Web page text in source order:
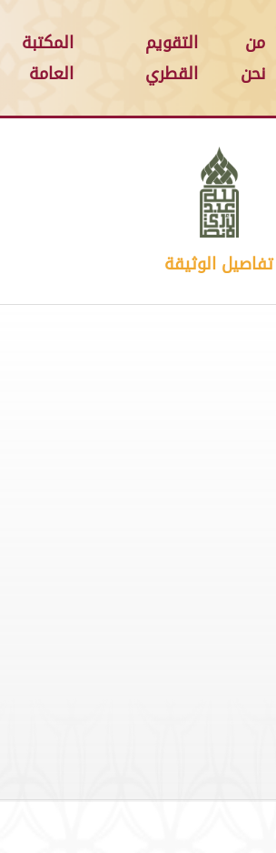
من
نحن
التقويم
القطري
المكتبة
العامة
تفاصيل الوثيقة